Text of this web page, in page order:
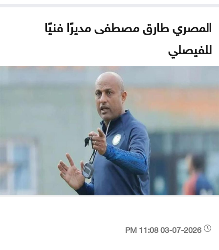
المصري طارق مصطفى مديرًا فنيًا
للفيصلي